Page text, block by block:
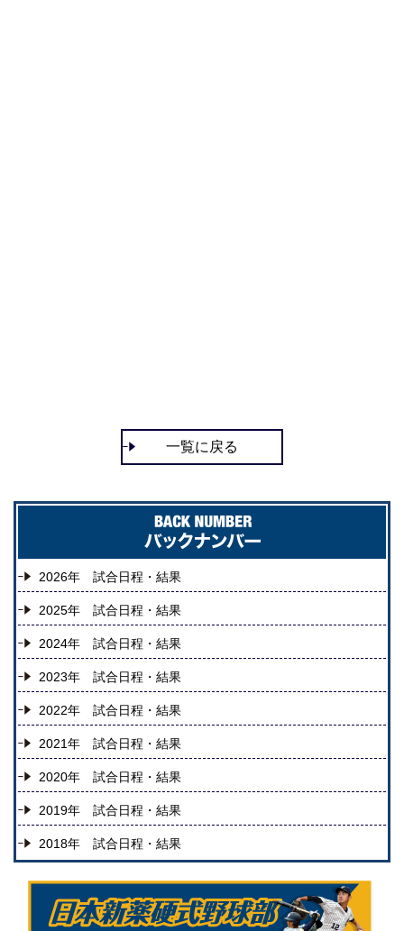
一覧に戻る
2026年 試合日程・結果
2025年 試合日程・結果
2024年 試合日程・結果
2023年 試合日程・結果
2022年 試合日程・結果
2021年 試合日程・結果
2020年 試合日程・結果
2019年 試合日程・結果
2018年 試合日程・結果